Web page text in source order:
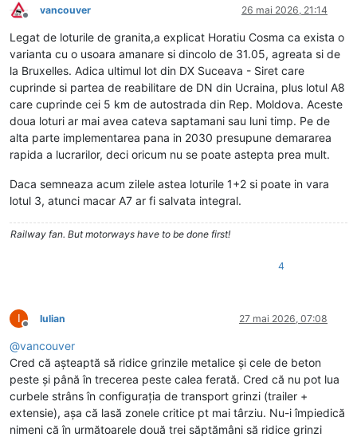
Deconectat
vancouver 26 mai 2026, 21:14
Legat de loturile de granita,a explicat Horatiu Cosma ca exista o
varianta cu o usoara amanare si dincolo de 31.05, agreata si de
la Bruxelles. Adica ultimul lot din DX Suceava - Siret care
cuprinde si partea de reabilitare de DN din Ucraina, plus lotul A8
care cuprinde cei 5 km de autostrada din Rep. Moldova. Aceste
doua loturi ar mai avea cateva saptamani sau luni timp. Pe de
alta parte implementarea pana in 2030 presupune demararea
rapida a lucrarilor, deci oricum nu se poate astepta prea mult.
Daca semneaza acum zilele astea loturile 1+2 si poate in vara
lotul 3, atunci macar A7 ar fi salvata integral.
Railway fan. But motorways have to be done first!
4
I
Deconectat
Iulian 27 mai 2026, 07:08
@vancouver
Cred că așteaptă să ridice grinzile metalice și cele de beton
peste și până în trecerea peste calea ferată. Cred că nu pot lua
curbele strâns în configurația de transport grinzi (trailer +
extensie), așa că lasă zonele critice pt mai târziu. Nu-i împiedică
nimeni că în următoarele două trei săptămâni să ridice grinzi